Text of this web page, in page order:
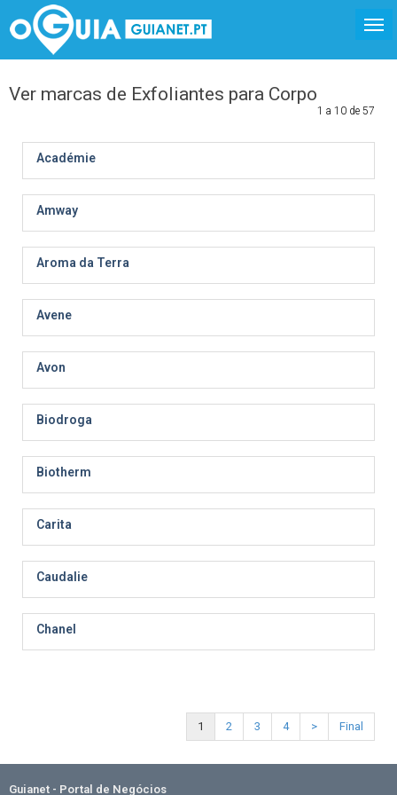
Ver marcas de Exfoliantes para Corpo
1 a 10 de 57
Académie
Amway
Aroma da Terra
Avene
Avon
Biodroga
Biotherm
Carita
Caudalie
Chanel
1 2 3 4 > Final
Guianet - Portal de Negócios